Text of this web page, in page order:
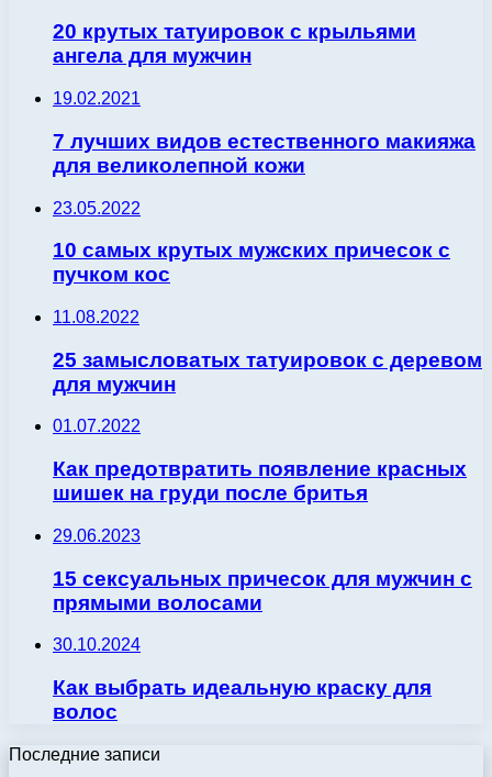
20 крутых татуировок с крыльями
ангела для мужчин
19.02.2021
7 лучших видов естественного макияжа
для великолепной кожи
23.05.2022
10 самых крутых мужских причесок с
пучком кос
11.08.2022
25 замысловатых татуировок с деревом
для мужчин
01.07.2022
Как предотвратить появление красных
шишек на груди после бритья
29.06.2023
15 сексуальных причесок для мужчин с
прямыми волосами
30.10.2024
Как выбрать идеальную краску для
волос
Последние записи